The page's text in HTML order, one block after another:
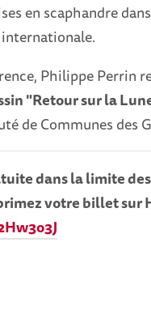
en scaphandre
Philippe Perrin
"Retour sur la
de Communes des
dans la limite
votre billet sur